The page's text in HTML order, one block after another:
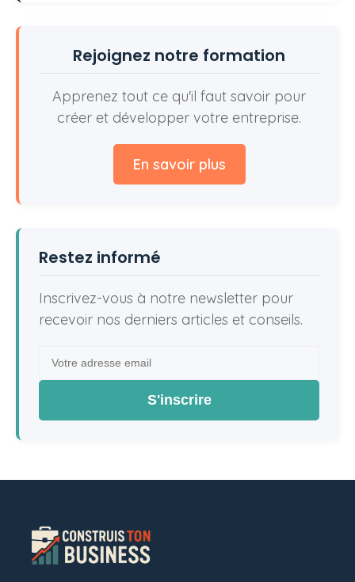
Rejoignez notre formation
Apprenez tout ce qu'il faut savoir pour
créer et développer votre entreprise.
En savoir plus
Restez informé
Inscrivez-vous à notre newsletter pour
recevoir nos derniers articles et conseils.
S'inscrire